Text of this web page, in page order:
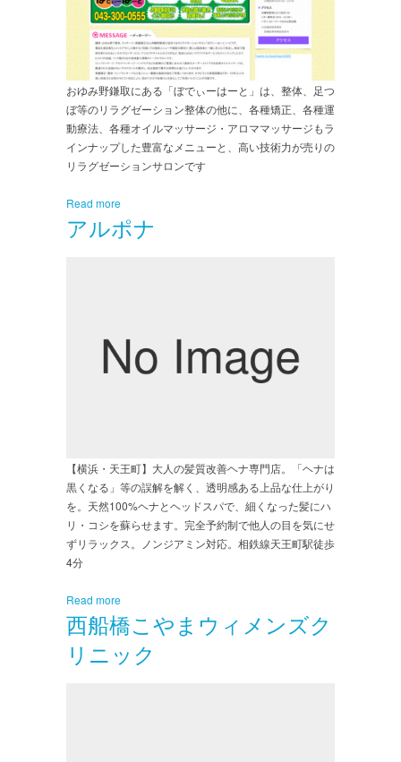
おゆみ野鎌取にある「ぼでぃーはーと」は、整体、足つ
ぼ等のリラグゼーション整体の他に、各種矯正、各種運
動療法、各種オイルマッサージ・アロママッサージもラ
インナップした豊富なメニューと、高い技術力が売りの
リラグゼーションサロンです
Read more
アルポナ
【横浜・天王町】大人の髪質改善ヘナ専門店。「ヘナは
黒くなる」等の誤解を解く、透明感ある上品な仕上がり
を。天然100%ヘナとヘッドスパで、細くなった髪にハ
リ・コシを蘇らせます。完全予約制で他人の目を気にせ
ずリラックス。ノンジアミン対応。相鉄線天王町駅徒歩
4分
Read more
西船橋こやまウィメンズク
リニック